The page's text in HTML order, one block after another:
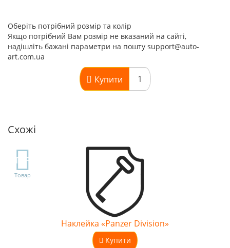
Оберіть потрібний розмір та колір
Якщо потрібний Вам розмір не вказаний на сайті,
надішліть бажані параметри на пошту support@auto-
art.com.ua
Купити
Схожі
TOP
Товар
Наклейка «Panzer Division»
Купити